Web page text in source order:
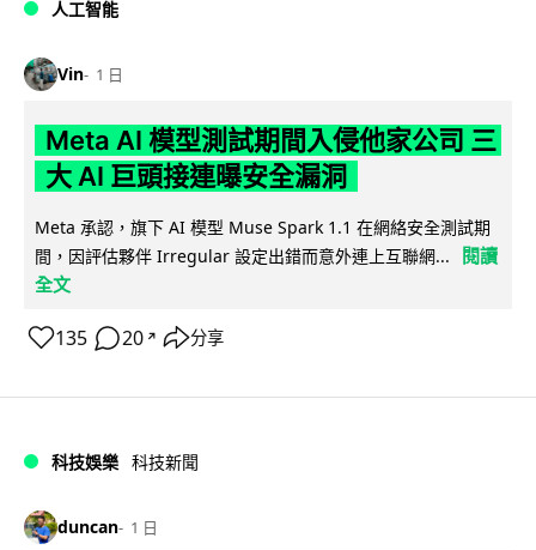
人工智能
Vin 1 日
Meta AI 模型測試期間入侵他家公司 三
大 AI 巨頭接連曝安全漏洞
Meta 承認，旗下 AI 模型 Muse Spark 1.1 在網絡安全測試期
間，因評估夥伴 Irregular 設定出錯而意外連上互聯網...
閱讀
全文
135 20 ↗ 分享
科技娛樂 科技新聞
duncan 1 日